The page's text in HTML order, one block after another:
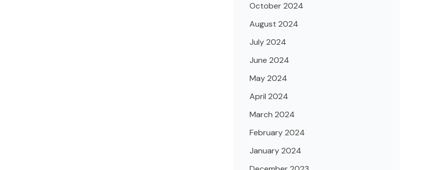
October 2024
August 2024
July 2024
June 2024
May 2024
April 2024
March 2024
February 2024
January 2024